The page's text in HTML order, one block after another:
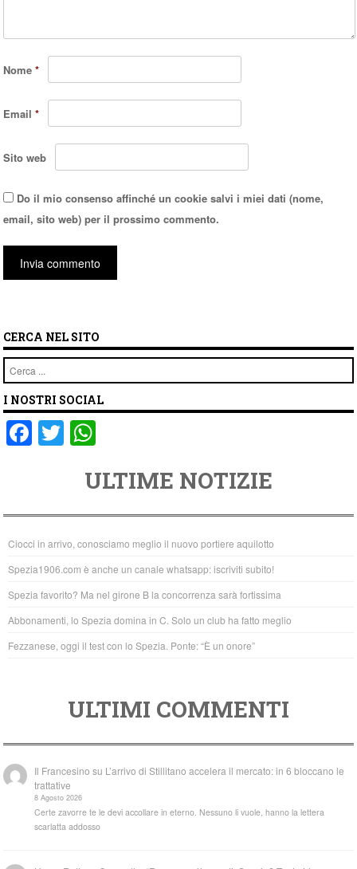
Nome*
Email*
Sito web
Do il mio consenso affinché un cookie salvi i miei dati (nome,
email, sito web) per il prossimo commento.
CERCA NEL SITO
Cerca
I NOSTRI SOCIAL
F
e
b
o
o
k
T
er
at
s
A
p
p
ULTIME NOTIZIE
Ciocci in arrivo, conosciamo meglio il nuovo portiere aquilotto
Spezia1906.com è anche un canale whatsapp: iscriviti subito!
Spezia favorito? Ma nel girone B la concorrenza sarà fortissima
Abbonamenti, lo Spezia domina in C. Solo un club ha fatto meglio
Fezzanese, oggi il test con lo Spezia. Ponte: “È un onore”
ULTIMI COMMENTI
Il Francesino su L’arrivo di Stillitano accelera il mercato: in 6 bloccano le
trattative
8 Agosto 2026
Certe zavorre te le devi accollare in eterno. Nessuno li vuole, hanno la lettera
scarlatta addosso